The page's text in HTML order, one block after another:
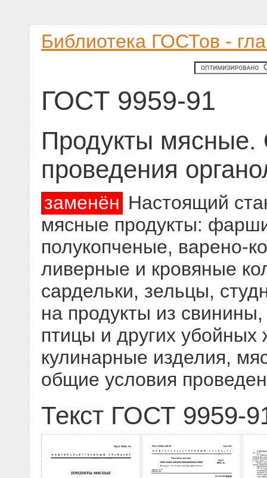
Библиотека ГОСТов -
ГОСТ 9959-91
Продукты
проведения
заменён Настоящий
мясные продукты:
полукопченые, варено-
ливерные и кровяные
сардельки, зельцы,
на продукты из
птицы и других
кулинарные изделия,
общие условия
Текст ГОСТ 9959-